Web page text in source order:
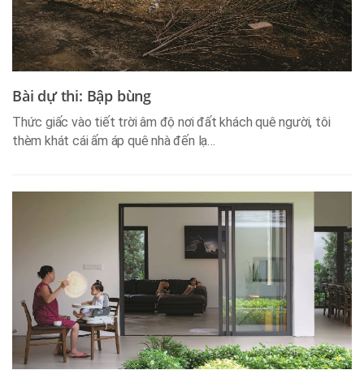
Bài dự thi: Bập bùng
Thức giấc vào tiết trời âm độ nơi đất khách quê người, tôi
thèm khát cái ấm áp quê nhà đến lạ…